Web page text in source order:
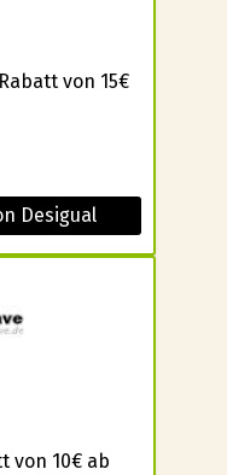
von 15€
Desigual
von 10€ ab